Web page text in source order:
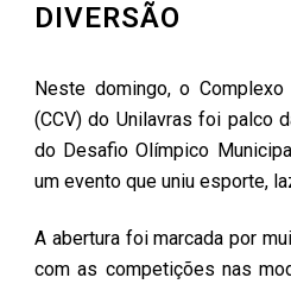
DIVERSÃO
Neste domingo, o
(CCV) do Unilavras foi palco
do Desafio Olímpico
um evento que uniu esporte,
A abertura foi marcada por
com as competições nas